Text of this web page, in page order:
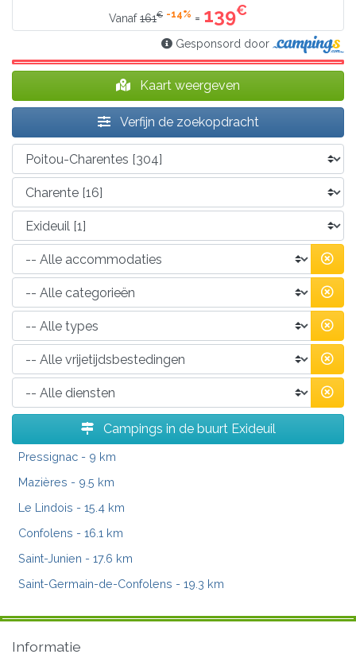
Vanaf161€ -14% = 139€
Gesponsord door
Kaart weergeven
Verfijn de zoekopdracht
Campings in de buurt Exideuil
Pressignac - 9 km
Mazières - 9.5 km
Le Lindois - 15.4 km
Confolens - 16.1 km
Saint-Junien - 17.6 km
Saint-Germain-de-Confolens - 19.3 km
Informatie